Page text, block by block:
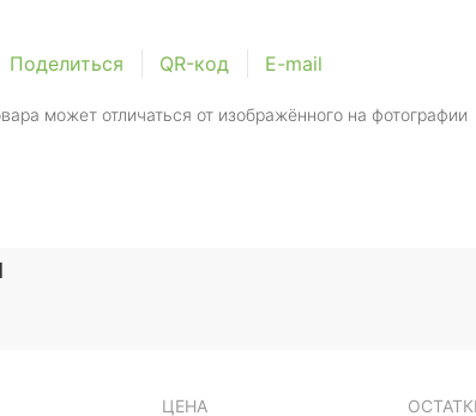
Поделиться QR-код E-mail
может отличаться от изображённого на фотографии
ЦЕНА